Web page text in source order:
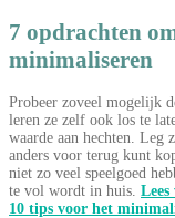
7 opdrachten
minimaliseren
Probeer zoveel mogelijk
leren ze zelf ook los te
waarde aan hechten. Leg
anders voor terug kunt
niet zo veel speelgoed
te vol wordt in huis.
10 tips voor het